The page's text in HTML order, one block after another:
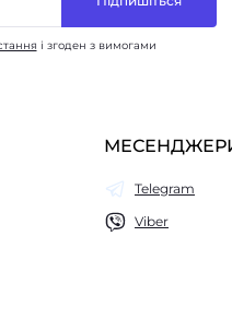
і згоден з вимогами
Telegram
Viber